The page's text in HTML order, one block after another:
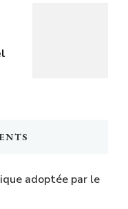
adoptée par le